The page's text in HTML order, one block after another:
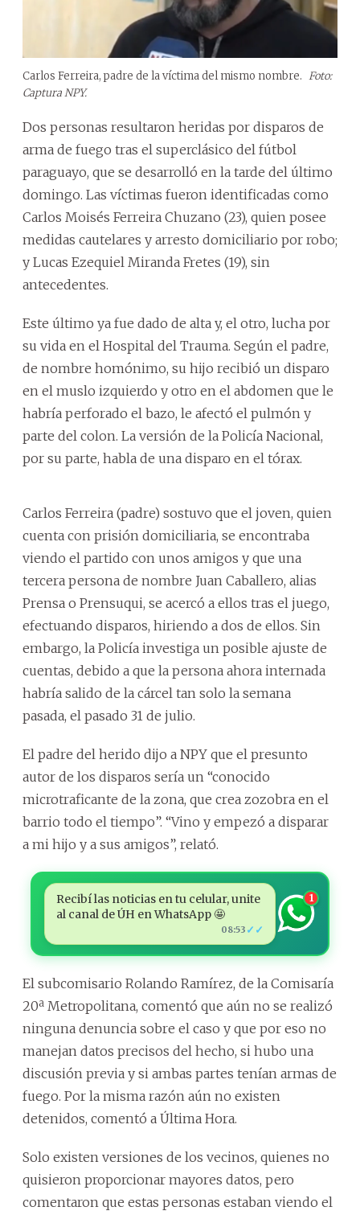
Carlos Ferreira, padre de la víctima del mismo nombre. Foto:
Captura NPY.
Dos personas resultaron heridas por disparos de
arma de fuego tras el superclásico del fútbol
paraguayo, que se desarrolló en la tarde del último
domingo. Las víctimas fueron identificadas como
Carlos Moisés Ferreira Chuzano (23), quien posee
medidas cautelares y arresto domiciliario por robo;
y Lucas Ezequiel Miranda Fretes (19), sin
antecedentes.
Este último ya fue dado de alta y, el otro, lucha por
su vida en el Hospital del Trauma. Según el padre,
de nombre homónimo, su hijo recibió un disparo
en el muslo izquierdo y otro en el abdomen que le
habría perforado el bazo, le afectó el pulmón y
parte del colon. La versión de la Policía Nacional,
por su parte, habla de una disparo en el tórax.
Carlos Ferreira (padre) sostuvo que el joven, quien
cuenta con prisión domiciliaria, se encontraba
viendo el partido con unos amigos y que una
tercera persona de nombre Juan Caballero, alias
Prensa o Prensuqui, se acercó a ellos tras el juego,
efectuando disparos, hiriendo a dos de ellos. Sin
embargo, la Policía investiga un posible ajuste de
cuentas, debido a que la persona ahora internada
habría salido de la cárcel tan solo la semana
pasada, el pasado 31 de julio.
El padre del herido dijo a NPY que el presunto
autor de los disparos sería un “conocido
microtraficante de la zona, que crea zozobra en el
barrio todo el tiempo”. “Vino y empezó a disparar
a mi hijo y a sus amigos”, relató.
Recibí las noticias en tu celular, unite
al canal de ÚH en WhatsApp 🤩
08:53 ✓✓
1
El subcomisario Rolando Ramírez, de la Comisaría
20ª Metropolitana, comentó que aún no se realizó
ninguna denuncia sobre el caso y que por eso no
manejan datos precisos del hecho, si hubo una
discusión previa y si ambas partes tenían armas de
fuego. Por la misma razón aún no existen
detenidos, comentó a Última Hora.
Solo existen versiones de los vecinos, quienes no
quisieron proporcionar mayores datos, pero
comentaron que estas personas estaban viendo el